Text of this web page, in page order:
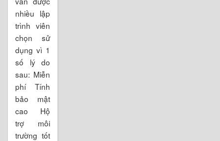
nhiều lập
trình viên
chọn sử
dụng vì 1
số lý do
sau: Miễn
phí Tính
bảo mật
cao Hộ
trợ môi
trường tốt